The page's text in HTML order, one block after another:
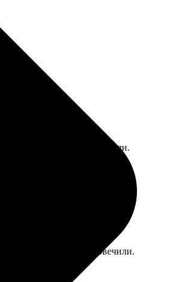
так как сроки поджимали.
что его шедевр увековечили.